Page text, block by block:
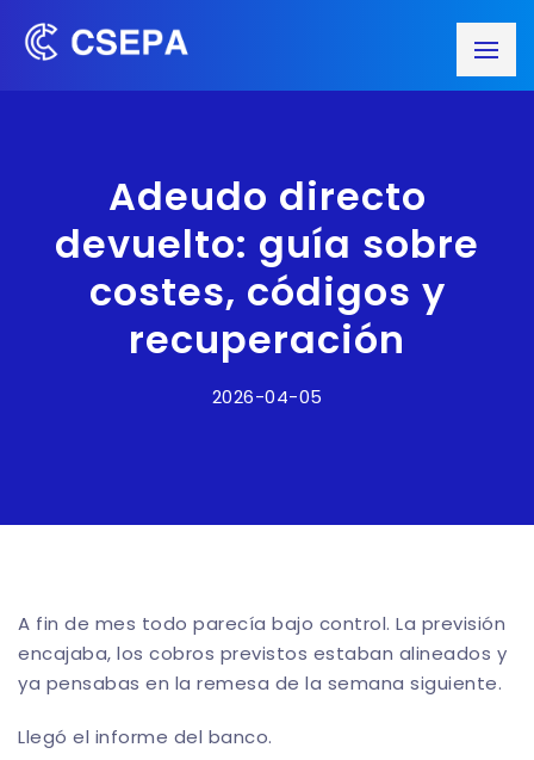
Adeudo directo
devuelto: guía sobre
costes, códigos y
recuperación
2026-04-05
A fin de mes todo parecía bajo control. La previsión
encajaba, los cobros previstos estaban alineados y
ya pensabas en la remesa de la semana siguiente.
Llegó el informe del banco.